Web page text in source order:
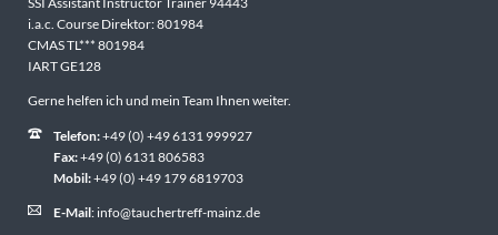
i.a.c. Course Direktor: 801984
CMAS TL*** 801984
IART GE128
Gerne helfen ich und mein Team Ihnen weiter.
Telefon:+49 (0) +49 6131 999927
Fax:+49 (0) 6131 806583
Mobil:+49 (0) +49 179 6819703
E-Mail: info@tauchertreff-mainz.de